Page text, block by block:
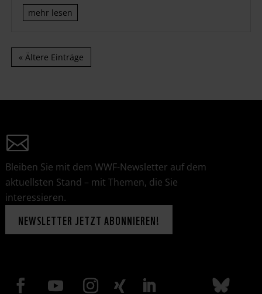
mehr lesen
« Ältere Einträge
Bleiben Sie mit dem WWF-Newsletter auf dem
aktuellsten Stand – mit Themen, die Sie
interessieren.
NEWSLETTER JETZT ABONNIEREN!